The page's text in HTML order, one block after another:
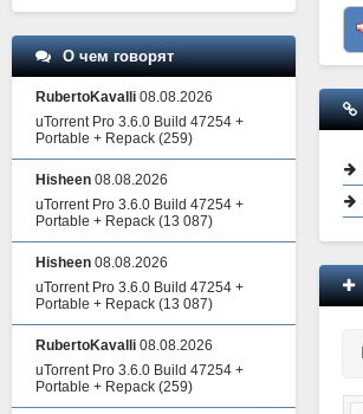
О чем говорят
RubertoKavalli 08.08.2026
uTorrent Pro 3.6.0 Build 47254 +
Portable + Repack (259)
Hisheen 08.08.2026
uTorrent Pro 3.6.0 Build 47254 +
Portable + Repack (13 087)
Hisheen 08.08.2026
uTorrent Pro 3.6.0 Build 47254 +
Portable + Repack (13 087)
RubertoKavalli 08.08.2026
uTorrent Pro 3.6.0 Build 47254 +
Portable + Repack (259)